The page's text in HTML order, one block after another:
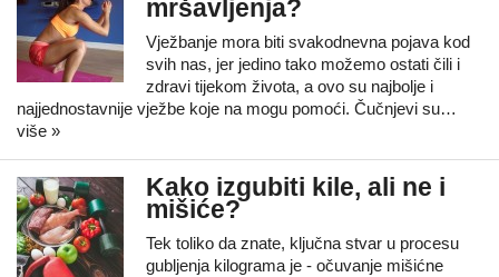
mršavljenja?
Vježbanje mora biti svakodnevna pojava kod
svih nas, jer jedino tako možemo ostati čili i
zdravi tijekom života, a ovo su najbolje i
najjednostavnije vježbe koje na mogu pomoći. Čučnjevi su…
više »
Kako izgubiti kile, ali ne i
mišiće?
Tek toliko da znate, ključna stvar u procesu
gubljenja kilograma je - očuvanje mišićne